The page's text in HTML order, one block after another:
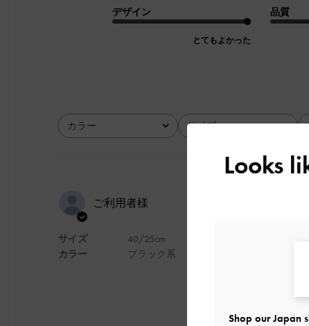
デザイン
とてもよかった
品質
カラー
全て サイズ
ご利用者様
サイズ
カラー
40/25cm
ブラック系
ヒールの安定さと
Looks
Shop our Japan